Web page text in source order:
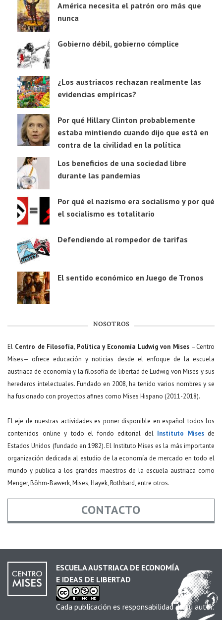
América necesita el patrón oro más que
nunca
Gobierno débil, gobierno cómplice
¿Los austriacos rechazan realmente las
evidencias empíricas?
Por qué Hillary Clinton probablemente
estaba mintiendo cuando dijo que está en
contra de la civilidad en la política
Los beneficios de una sociedad libre
durante las pandemias
Por qué el nazismo era socialismo y por qué
el socialismo es totalitario
Defendiendo al rompedor de tarifas
El sentido económico en Juego de Tronos
NOSOTROS
El Centro de Filosofía, Política y Economía Ludwig von Mises—Centro
Mises— ofrece educación y noticias desde el enfoque de la escuela
austriaca de economía y la filosofía de libertad de Ludwig von Mises y sus
herederos intelectuales. Fundado en 2008, ha tenido varios nombres y se
ha fusionado con proyectos afines como Mises Hispano (2011-2018).
El eje de nuestras actividades es poner disponible en español todos los
contenidos online y todo el fondo editorial del Instituto Misesde
Estados Unidos (fundado en 1982). El Instituto Mises es la más importante
organización dedicada al estudio de la economía de mercado en todo el
mundo y publica a los grandes maestros de la escuela austriaca como
Menger, Böhm-Bawerk, Mises, Hayek, Rothbard, entre otros.
CONTACTO
Email *
ESCUELA AUSTRIACA DE ECONOMÍA
E IDEAS DE LIBERTAD
Cada publicación es responsabilidad de su autor.